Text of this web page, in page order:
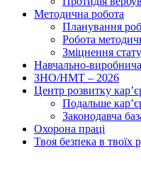
Методична робота
Планування
Робота
Зміцнення
Навчально-
ЗНО/НМТ – 2026
Центр розвитку
Подальше
Законодавча
Охорона праці
Твоя безпека в твоїх